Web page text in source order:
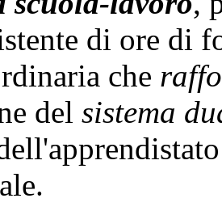
di ore di
che
del sistema